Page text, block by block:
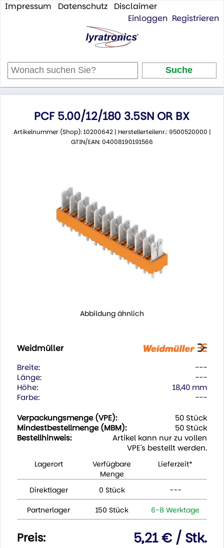
Impressum Datenschutz
Disclaimer
Einloggen Registrieren
PCF 5.00/12/180 3.5SN OR BX
Artikelnummer (Shop): 10200642 | Herstellerteilenr.: 9500520000 |
GTIN/EAN: 04008190191566
Abbildung ähnlich
Weidmüller
Breite:
---
Länge:
---
Höhe:
18,40 mm
Farbe:
---
Verpackungsmenge (VPE):
50 Stück
Mindestbestellmenge (MBM):
50 Stück
Bestellhinweis:
Artikel kann nur zu vollen
VPE's bestellt werden.
Lagerort
Verfügbare
Menge
Lieferzeit*
Direktlager 0 Stück ---
Partnerlager 150 Stück 6-8 Werktage
Preis: 5,21 € / Stk.